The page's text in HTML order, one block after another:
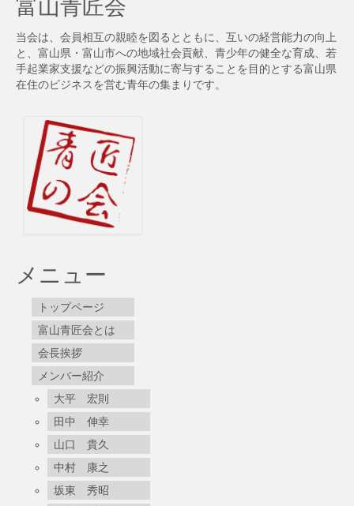
富山青匠会
当会は、会員相互の親睦を図るとともに、互いの経営能力の向上
と、富山県・富山市への地域社会貢献、青少年の健全な育成、若
手起業家支援などの振興活動に寄与することを目的とする富山県
在住のビジネスを営む青年の集まりです。
メニュー
トップページ
富山青匠会とは
会長挨拶
メンバー紹介
大平 宏則
田中 伸幸
山口 貴久
中村 康之
坂東 秀昭